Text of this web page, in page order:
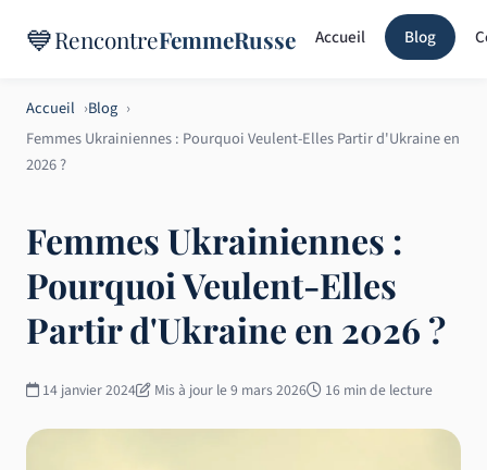
💙RencontreFemmeRusse Accueil Blog
Accueil
Blog
Femmes Ukrainiennes : Pourquoi Veulent-Elles Partir d'Ukraine en
2026 ?
Femmes Ukrainiennes :
Pourquoi Veulent-Elles
Partir d'Ukraine en 2026 ?
14 janvier 2024 Mis à jour le 9 mars 2026 16 min de lecture